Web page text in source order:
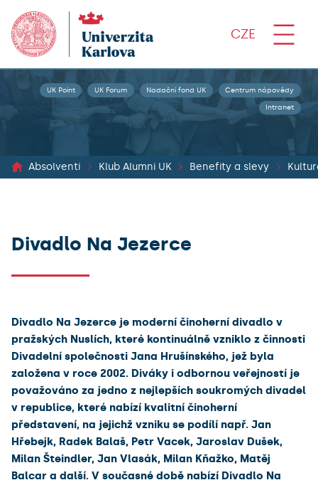
CZE
UK Point UK Forum Nadační fond UK Centrum nápovědy
Intranet
Absolventi Klub Alumni UK Benefity a slevy
Divadlo Na Jezerce
Divadlo Na Jezerce je moderní činoherní divadlo v
pražských Nuslích, které kontinuálně vzniklo z činnosti
Divadelní společnosti Jana Hrušínského, jež byla
založena v roce 2002. Diváky i odbornou veřejností je
považováno za jedno z nejlepších soukromých divadel
v republice, které nabízí kvalitní činoherní
představení, na jejichž vzniku se podílí např. Jan
Hřebejk, Radek Balaš, Petr Vacek, Jaroslav Dušek,
Milan Šteindler, Jan Vlasák, Milan Kňažko, Matěj
Balcar a další. V současné době nabízí Divadlo Na